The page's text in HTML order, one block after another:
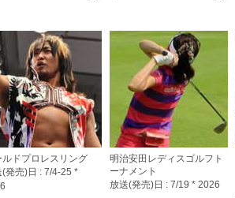
ルドプロレスリング
(発売)日 : 7/4-25 *
明治安田レディスゴルフト
ーナメント
放送(発売)日 : 7/19 * 2026